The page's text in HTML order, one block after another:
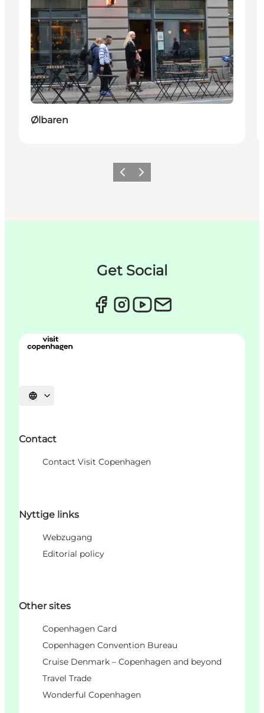
Ølbaren
ZurückWeiter
Get Social
Sprache auswählen
Contact
Contact Visit Copenhagen
Nyttige links
Webzugang
Editorial policy
Other sites
Copenhagen Card
Copenhagen Convention Bureau
Cruise Denmark – Copenhagen and beyond
Travel Trade
Wonderful Copenhagen